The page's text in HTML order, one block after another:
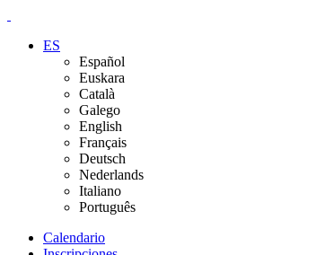
ES
Español
Euskara
Català
Galego
English
Français
Deutsch
Nederlands
Italiano
Português
Calendario